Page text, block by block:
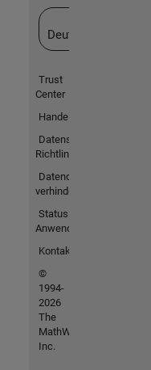
Deutschland
Trust
Center
Handelsmarken
Datenschutz-
Richtlinien
Datendiebstahl
verhindern
Status von
Anwendungen
Kontakt
©
1994-
2026
The
MathWorks,
Inc.